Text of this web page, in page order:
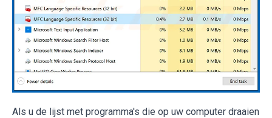
Als u de lijst met programma's die op uw computer draaien